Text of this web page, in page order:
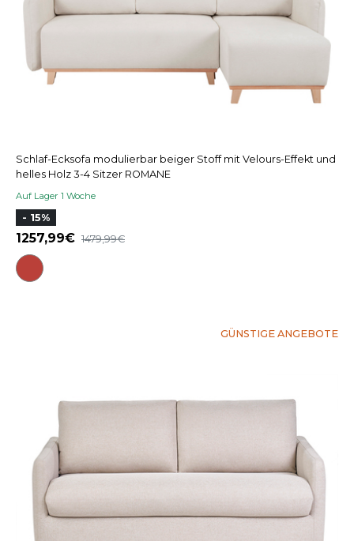
Schlaf-Ecksofa modulierbar beiger Stoff mit Velours-Effekt und
helles Holz 3-4 Sitzer ROMANE
Auf Lager 1 Woche
- 15%
1257,99 1479,99
GÜNSTIGE ANGEBOTE